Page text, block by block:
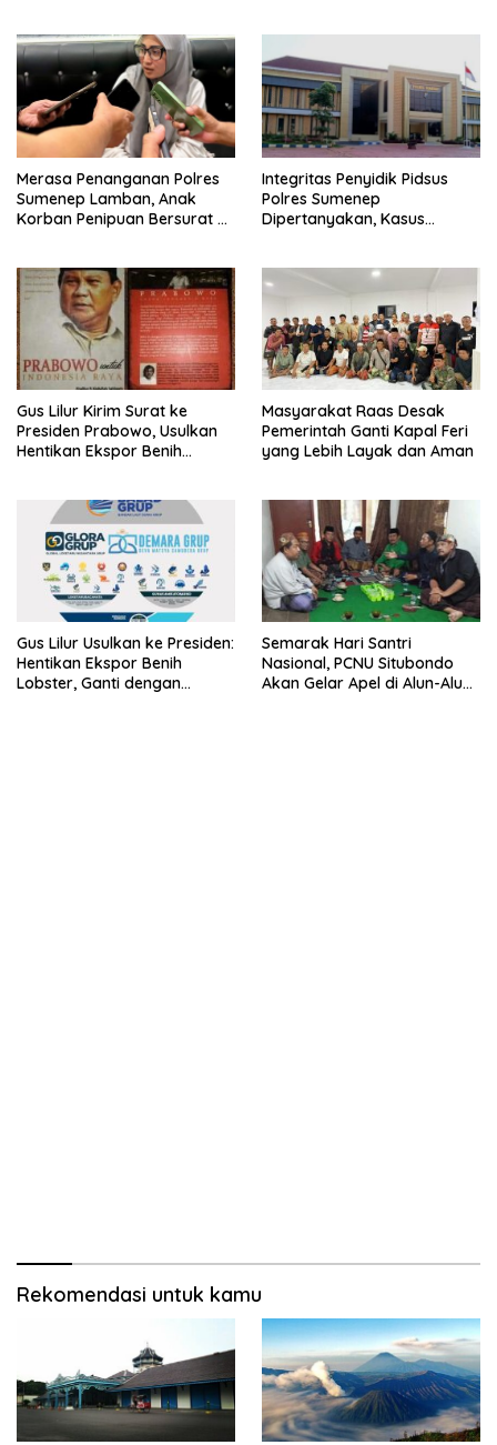
Merasa Penanganan Polres
Sumenep Lamban, Anak
Korban Penipuan Bersurat ke
Integritas Penyidik Pidsus
Polres Sumenep
Dipertanyakan, Kasus
Kepastian
Gus Lilur Kirim Surat ke
Presiden Prabowo, Usulkan
Hentikan Ekspor Benih
Masyarakat Raas Desak
Pemerintah Ganti Kapal Feri
yang Lebih Layak dan Aman
Gus Lilur Usulkan ke Presiden:
Hentikan Ekspor Benih
Lobster, Ganti dengan
Semarak Hari Santri
Nasional, PCNU Situbondo
Akan Gelar Apel di Alun-Alun
Rekomendasi untuk kamu